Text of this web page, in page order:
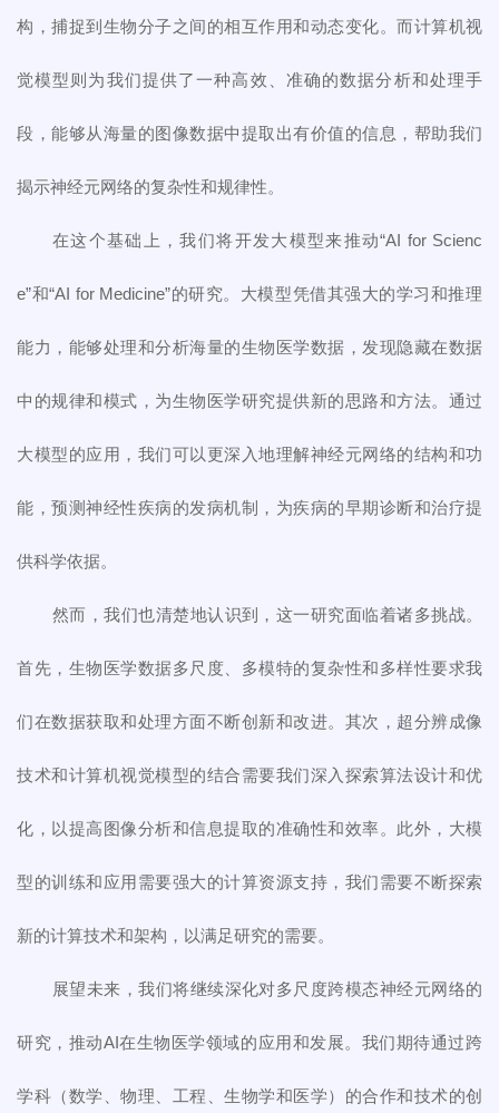
构，捕捉到生物分子之间的相互作用和动态变化。而计算机视
觉模型则为我们提供了一种高效、准确的数据分析和处理手
段，能够从海量的图像数据中提取出有价值的信息，帮助我们
揭示神经元网络的复杂性和规律性。
在这个基础上，我们将开发大模型来推动“AI for Scienc
e”和“AI for Medicine”的研究。大模型凭借其强大的学习和推理
能力，能够处理和分析海量的生物医学数据，发现隐藏在数据
中的规律和模式，为生物医学研究提供新的思路和方法。通过
大模型的应用，我们可以更深入地理解神经元网络的结构和功
能，预测神经性疾病的发病机制，为疾病的早期诊断和治疗提
供科学依据。
然而，我们也清楚地认识到，这一研究面临着诸多挑战。
首先，生物医学数据多尺度、多模特的复杂性和多样性要求我
们在数据获取和处理方面不断创新和改进。其次，超分辨成像
技术和计算机视觉模型的结合需要我们深入探索算法设计和优
化，以提高图像分析和信息提取的准确性和效率。此外，大模
型的训练和应用需要强大的计算资源支持，我们需要不断探索
新的计算技术和架构，以满足研究的需要。
展望未来，我们将继续深化对多尺度跨模态神经元网络的
研究，推动AI在生物医学领域的应用和发展。我们期待通过跨
学科（数学、物理、工程、生物学和医学）的合作和技术的创